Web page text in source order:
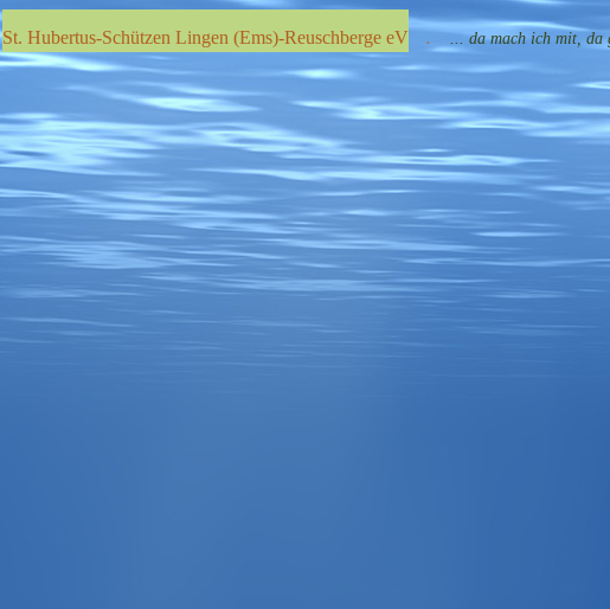
St. Hubertus-Schützen Lingen (Ems)-Reuschberge eV . ... da mach ich mit, da